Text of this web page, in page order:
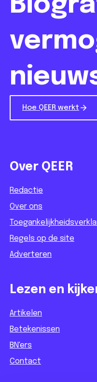
Hoe QEER werkt
Over QEER
Redactie
Over ons
Regels op de site
Adverteren
Lezen en
Artikelen
Betekenissen
BN'ers
Contact